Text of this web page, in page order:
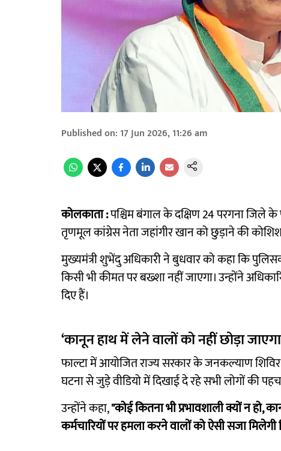
Published on: 17 Jun 2026, 11:26 am
कोलकाता :पश्चिम बंगाल के दक्षिण 24 परगना जिले
तृणमूल कांग्रेस नेता जहांगीर खान को छुड़ाने की
मुख्यमंत्री शुभेंदु अधिकारी ने बुधवार को कहा कि
किसी भी कीमत पर बख्शा नहीं जाएगा। उन्होंने
दिए हैं।
‘कानून हाथ में लेने वालों को नहीं छोड़ा
फाल्टा में आयोजित राज्य सरकार के जनकल्याण
घटना से जुड़े वीडियो में दिखाई दे रहे सभी लोगों की
उन्होंने कहा,"कोई कितना भी प्रभावशाली क्यों न हो,
कर्मचारियों पर हमला करने वालों को ऐसी सजा